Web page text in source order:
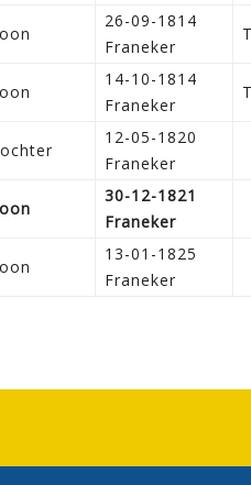
26-09-1814
Franeker
14-10-1814
Franeker
12-05-1820
Franeker
30-12-1821
Franeker
13-01-1825
Franeker